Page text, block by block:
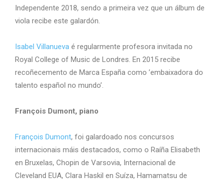
Independente 2018, sendo a primeira vez que un álbum de
viola recibe este galardón.
Isabel Villanueva é regularmente profesora invitada no
Royal College of Music de Londres. En 2015 recibe
recoñecemento de Marca España como ’embaixadora do
talento español no mundo’.
François Dumont, piano
François Dumont, foi galardoado nos concursos
internacionais máis destacados, como o Raíña Elisabeth
en Bruxelas, Chopin de Varsovia, Internacional de
Cleveland EUA, Clara Haskil en Suíza, Hamamatsu de